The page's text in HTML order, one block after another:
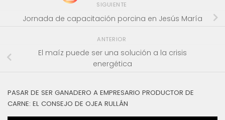
SIGUIENTE
Jornada de capacitación porcina en Jesús María
ANTERIOR
El maíz puede ser una solución a la crisis
energética
PASAR DE SER GANADERO A EMPRESARIO PRODUCTOR DE
CARNE: EL CONSEJO DE OJEA RULLÁN